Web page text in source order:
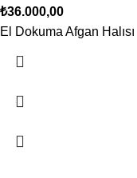
₺36.000,00
El Dokuma Afgan